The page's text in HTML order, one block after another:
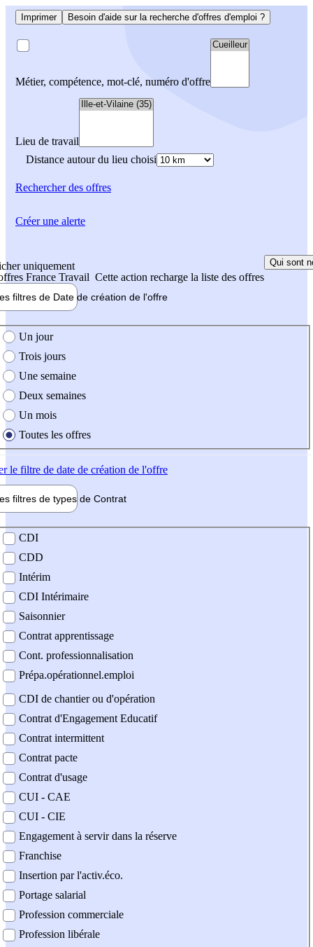
Imprimer Besoin d'aide sur la recherche d'offres d'emploi ?
Métier, compétence, mot-clé, numéro d'offre
Lieu de travail
Distance autour du lieu choisi
Rechercherdes offres
uniquement
France Travail Cette action recharge la liste des offres
Qui sont
filtres de Date de création de l'offre
création de l'offre
Un jour
Trois jours
Une semaine
Deux semaines
Un mois
Toutes les offres
le filtre de date de création de l'offre
filtres de types de Contrat
contrat
CDI
CDD
Intérim
CDI Intérimaire
Saisonnier
Contrat apprentissage
Cont. professionnalisation
Prépa.opérationnel.emploi
CDI de chantier ou d'opération
Contrat d'Engagement Educatif
Contrat intermittent
Contrat pacte
Contrat d'usage
CUI - CAE
CUI - CIE
Engagement à servir dans la réserve
Franchise
Insertion par l'activ.éco.
Portage salarial
Profession commerciale
Profession libérale
Créer une alerte